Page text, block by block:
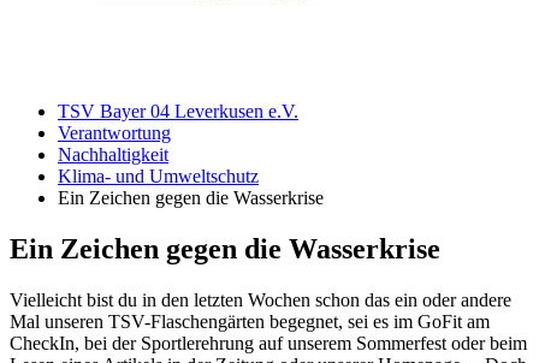
TSV Bayer 04 Leverkusen e.V.
Verantwortung
Nachhaltigkeit
Klima- und Umweltschutz
Ein Zeichen gegen die Wasserkrise
Ein Zeichen gegen die Wasserkrise
Vielleicht bist du in den letzten Wochen schon das ein oder andere
Mal unseren TSV-Flaschengärten begegnet, sei es im GoFit am
CheckIn, bei der Sportlerehrung auf unserem Sommerfest oder beim